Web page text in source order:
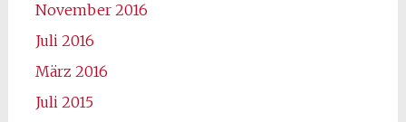
November 2016
Juli 2016
März 2016
Juli 2015